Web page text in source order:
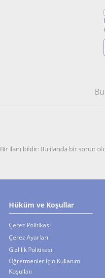
Bir ilanı bildir: Bu ilanda bir sorun
Hüküm ve Koşullar
Çerez Politikası
Çerez Ayarları
Gizlilik Politikası
Öğretmenler İçin Kullanım
Koşulları